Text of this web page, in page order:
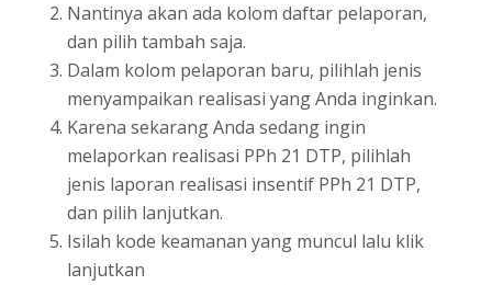
Nantinya akan ada kolom daftar pelaporan,
dan pilih tambah saja.
Dalam kolom pelaporan baru, pilihlah jenis
menyampaikan realisasi yang Anda inginkan.
Karena sekarang Anda sedang ingin
melaporkan realisasi PPh 21 DTP, pilihlah
jenis laporan realisasi insentif PPh 21 DTP,
dan pilih lanjutkan.
Isilah kode keamanan yang muncul lalu klik
lanjutkan